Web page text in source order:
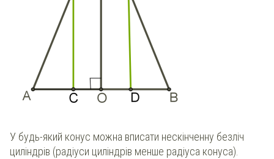
У будь-який конус можна вписати нескінченну безліч
циліндрів (радіуси циліндрів менше радіуса конуса).